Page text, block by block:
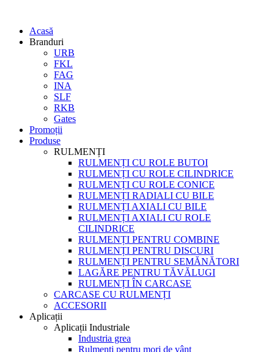
Acasă
Branduri
URB
FKL
FAG
INA
SLF
RKB
Gates
Promoții
Produse
RULMENȚI
RULMENȚI CU ROLE BUTOI
RULMENȚI CU ROLE CILINDRICE
RULMENȚI CU ROLE CONICE
RULMENȚI RADIALI CU BILE
RULMENȚI AXIALI CU BILE
RULMENȚI AXIALI CU ROLE
CILINDRICE
RULMENȚI PENTRU COMBINE
RULMENȚI PENTRU DISCURI
RULMENȚI PENTRU SEMĂNĂTORI
LAGĂRE PENTRU TĂVĂLUGI
RULMENȚI ÎN CARCASE
CARCASE CU RULMENȚI
ACCESORII
Aplicații
Aplicații Industriale
Industria grea
Rulmenți pentru mori de vânt